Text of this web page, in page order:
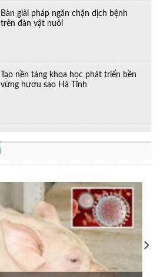
Bàn giải pháp ngăn chặn dịch bệnh
trên đàn vật nuôi
Tạo nền tảng khoa học phát triển bền
vững hươu sao Hà Tĩnh